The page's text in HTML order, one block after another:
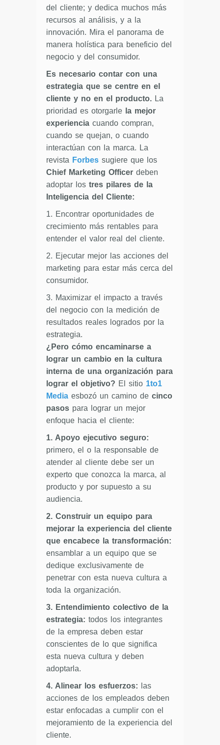
del cliente; y dedica muchos más
recursos al análisis, y a la
innovación. Mira el panorama de
manera holística para beneficio del
negocio y del consumidor.
Es necesario contar con una
estrategia que se centre en el
cliente y no en el producto. La
prioridad es otorgarle la mejor
experiencia cuando compran,
cuando se quejan, o cuando
interactúan con la marca. La
revista Forbes sugiere que los
Chief Marketing Officer deben
adoptar los tres pilares de la
Inteligencia del Cliente:
1. Encontrar oportunidades de
crecimiento más rentables para
entender el valor real del cliente.
2. Ejecutar mejor las acciones del
marketing para estar más cerca del
consumidor.
3. Maximizar el impacto a través
del negocio con la medición de
resultados reales logrados por la
estrategia.
¿Pero cómo encaminarse a
lograr un cambio en la cultura
interna de una organización para
lograr el objetivo? El sitio 1to1
Media esbozó un camino de cinco
pasos para lograr un mejor
enfoque hacia el cliente:
1. Apoyo ejecutivo seguro:
primero, el o la responsable de
atender al cliente debe ser un
experto que conozca la marca, al
producto y por supuesto a su
audiencia.
2. Construir un equipo para
mejorar la experiencia del cliente
que encabece la transformación:
ensamblar a un equipo que se
dedique exclusivamente de
penetrar con esta nueva cultura a
toda la organización.
3. Entendimiento colectivo de la
estrategia: todos los integrantes
de la empresa deben estar
conscientes de lo que significa
esta nueva cultura y deben
adoptarla.
4. Alinear los esfuerzos: las
acciones de los empleados deben
estar enfocadas a cumplir con el
mejoramiento de la experiencia del
cliente.